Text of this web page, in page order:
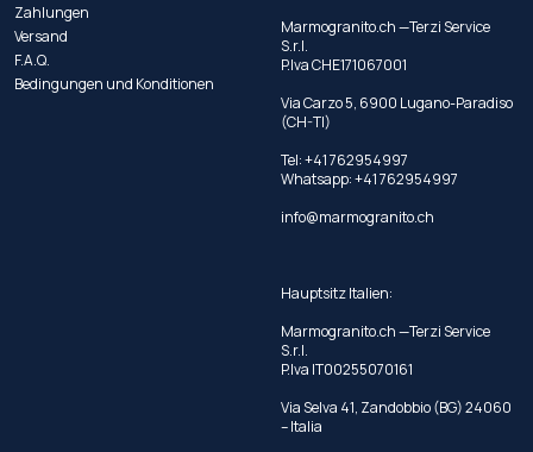
Zahlungen
Versand
F.A.Q.
Bedingungen und Konditionen
Marmogranito.ch —Terzi Service
S.r.l.
P.Iva CHE171067001
Via Carzo 5, 6900 Lugano-Paradiso
(CH-TI)
Tel: +41 762954997
Whatsapp:+41 762954997
info@marmogranito.ch
Hauptsitz Italien:
Marmogranito.ch —Terzi Service
S.r.l.
P.Iva IT00255070161
Via Selva 41, Zandobbio (BG) 24060
– Italia